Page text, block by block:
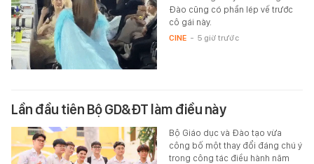
Đào cũng có phần lép vế trước
cô gái này.
CINE - 5 giờ trước
Lần đầu tiên Bộ GD&ĐT làm điều này
Bộ Giáo dục và Đào tạo vừa
công bố một thay đổi đáng chú ý
trong công tác điều hành năm